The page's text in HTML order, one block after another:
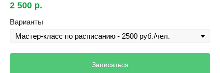
2 500 р.
Варианты
Записаться